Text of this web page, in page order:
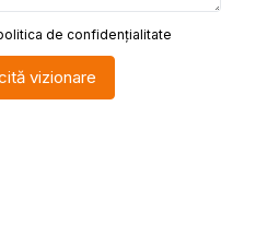
de confidențialitate
vizionare